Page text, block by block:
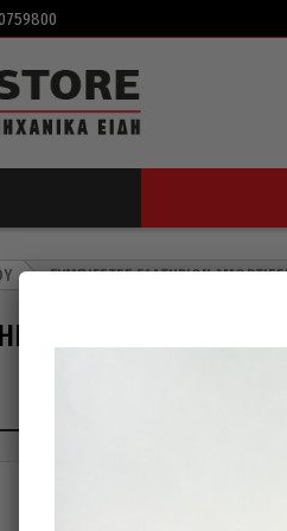
ΣΥΜΠΙΕΣΤΈΣ ΕΛΑΤΗΡΊΩΝ
ΑΜΟΡΤΙΣΈΡ